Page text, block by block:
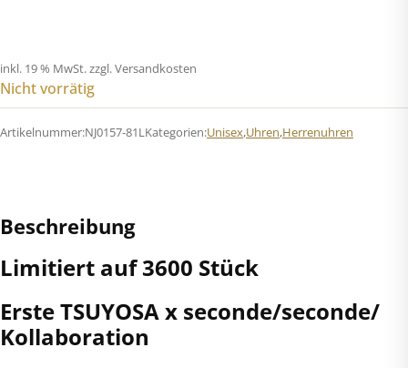
inkl. 19 % MwSt. zzgl. Versandkosten
Nicht vorrätig
Artikelnummer:NJ0157-81L Kategorien:Unisex,Uhren,Herrenuhren
Beschreibung
Limitiert auf 3600 Stück
Erste TSUYOSA x seconde/seconde/
Kollaboration